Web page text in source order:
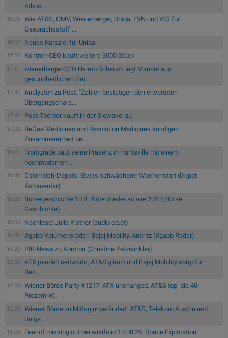
Athos ...
18:05
Wie AT&S, OMV, Wienerberger, Uniqa, EVN und VIG für
Gesprächsstoff ...
18:00 Neues Kursziel für Uniqa
17:55 Kontron-CEO kauft weitere 3000 Stück
17:51
wienerberger-CEO Heimo Scheuch legt Mandat aus
gesundheitlichen Grü...
17:47
Analysten zu Post: "Zahlen bestätigen den erwarteten
Übergangschara...
17:42 Post-Tochter kauft in der Slowakei zu
17:02
BeOne Medicines und Revolution Medicines kündigen
Zusammenarbeit be...
16:51
Frontgrade baut seine Präsenz in Huntsville mit einem
hochmodernen ...
15:40
Österreich-Depots: Etwas schwächerer Wochenstart (Depot
Kommentar)
15:20
Börsegeschichte 10.8.: Bitte wieder so wie 2020 (Börse
Geschichte) ...
15:00 Nachlese: Julia Kistner (audio cd.at)
14:40 #gabb Volumensradar: Bajaj Mobility, Andritz (#gabb Radar)
14:20 PIR-News zu Kontron (Christine Petzwinkler)
13:32
ATX pendelt seitwärts, AT&S glänzt und Bajaj Mobility sorgt für
Rek...
12:59
Wiener Börse Party #1217: ATX unchanged, AT&S top, die 40-
Prozent-W...
12:26
Wiener Börse zu Mittag unverändert: AT&S, Telekom Austria und
Uniqa...
11:05
Fear of missing out bei wikifolio 10.08.26: Space Exploration